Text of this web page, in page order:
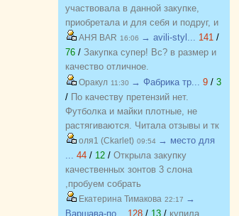
качества)) Соответствие
размерности и качество Выше
всяких похвал))
участвовала в данной закупке,
приобретала и для себя и подруг, и
джинсы, и джемпера, и платья, и
блузки, вещи качественные,
соответствуют размеру и
описанию, организатор умничка
всегда оперативно отвечает, с
удовольствием буду участвовать
еще!
АНЯ BAR 16:06 → avili-styl... 141 /
76 / Закупка супер! Вс? в размер и
качество отличное.
Оракул 11:30 → Фабрика тр... 9 / 3
/ По качеству претензий нет.
Футболка и майки плотные, не
растягиваются. Читала отзывы и тк
люблю не в облипку вещи, на свой
46р-р заказала все вещи 48, все
равно получилось в облипку, и на
мой взгляд на рост 165-168
женский, у меня 173 мне
коротковато, но ношу все вещи с
оля1 (Ckarlet) 09:54 → место для
... 44 / 12 / Открыла закупку
качественных зонтов 3 слона
,пробуем собрать
https://zakupki.deti74.ru/index.php?
route=purchase/show&id=1851321
Екатерина Тимакова 22:17 →
Варшава-по...
128 / 13 / купила